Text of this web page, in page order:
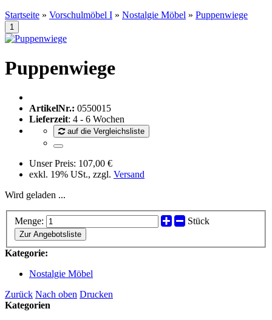
Startseite » Vorschulmöbel I » Nostalgie Möbel » Puppenwiege
Puppenwiege
ArtikelNr.: 0550015
Lieferzeit: 4 - 6 Wochen
auf die Vergleichsliste
Unser Preis: 107,00 €
exkl. 19% USt., zzgl. Versand
Wird geladen ...
Menge: Stück
Zur Angebotsliste
Kategorie:
Nostalgie Möbel
Zurück Nach oben Drucken
Kategorien